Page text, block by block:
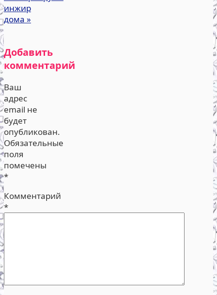
инжир
дома »
Добавить
комментарий
Ваш
адрес
email не
будет
опубликован.
Обязательные
поля
помечены
*
Комментарий
*